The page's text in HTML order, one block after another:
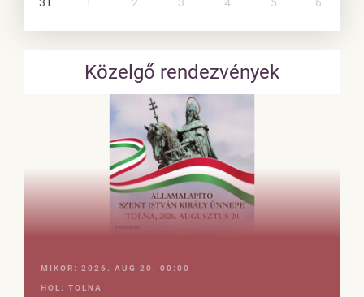
Közelgő rendezvények
MIKOR: 2026. AUG 20. 00:00
HOL: TOLNA